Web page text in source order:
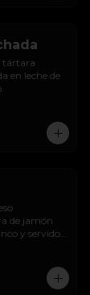
tártara
en leche de
de jamón
y servidos